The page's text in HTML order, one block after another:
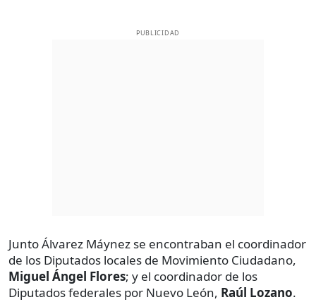
PUBLICIDAD
Junto Álvarez Máynez se encontraban el coordinador
de los Diputados locales de Movimiento Ciudadano,
Miguel Ángel Flores; y el coordinador de los
Diputados federales por Nuevo León, Raúl Lozano.